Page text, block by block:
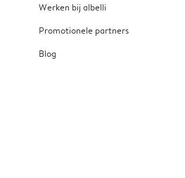
Werken bij albelli
Promotionele partners
Blog